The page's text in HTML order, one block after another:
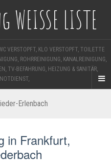
LISTE
VERSTOPFT, KLO VERSTOPFT, TOILETTE
ROHRREINIGUNG, KANALREINIGUNG,
TV-BEFAHRUNG, HEIZUNG & SANITÄR,
Erlenbach
in Frankfurt,